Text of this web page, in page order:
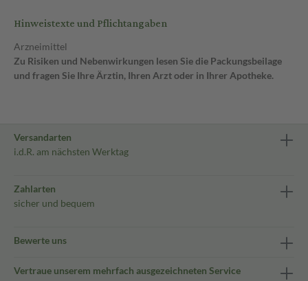
Hinweistexte und Pflichtangaben
Arzneimittel
Zu Risiken und Nebenwirkungen lesen Sie die Packungsbeilage
und fragen Sie Ihre Ärztin, Ihren Arzt oder in Ihrer Apotheke.
Versandarten
i.d.R. am nächsten Werktag
Zahlarten
sicher und bequem
Bewerte uns
Vertraue unserem mehrfach ausgezeichneten Service